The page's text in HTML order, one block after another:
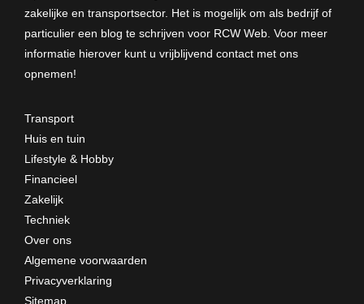
zakelijke en transportsector. Het is mogelijk om als bedrijf of
particulier een blog te schrijven voor RCW Web. Voor meer
informatie hierover kunt u vrijblijvend contact met ons
opnemen!
Transport
Huis en tuin
Lifestyle & Hobby
Financieel
Zakelijk
Techniek
Over ons
Algemene voorwaarden
Privacyverklaring
Sitemap